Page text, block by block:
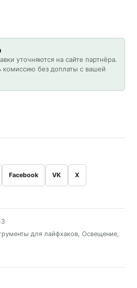
уточняются на сайте партнёра.
без доплаты с вашей
Facebook VK X
для лайфхаков, Освещение,